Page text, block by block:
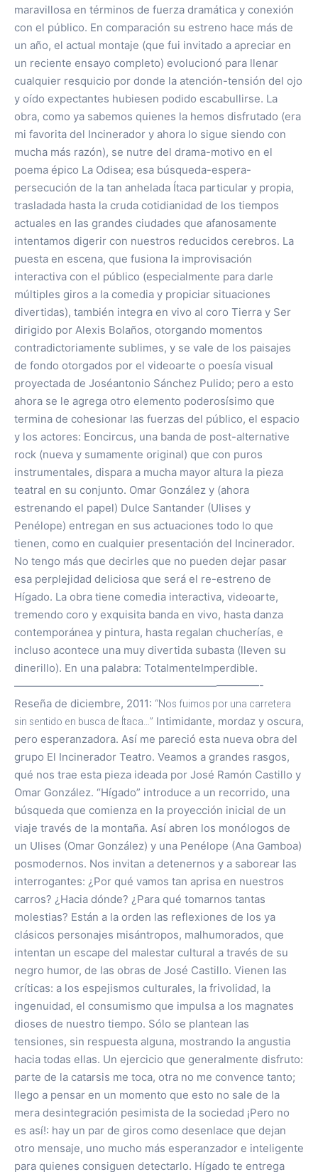
maravillosa en términos de fuerza dramática y conexión
con el público. En comparación su estreno hace más de
un año, el actual montaje (que fui invitado a apreciar en
un reciente ensayo completo) evolucionó para llenar
cualquier resquicio por donde la atención-tensión del ojo
y oído expectantes hubiesen podido escabullirse. La
obra, como ya sabemos quienes la hemos disfrutado (era
mi favorita del Incinerador y ahora lo sigue siendo con
mucha más razón), se nutre del drama-motivo en el
poema épico La Odisea; esa búsqueda-espera-
persecución de la tan anhelada Ítaca particular y propia,
trasladada hasta la cruda cotidianidad de los tiempos
actuales en las grandes ciudades que afanosamente
intentamos digerir con nuestros reducidos cerebros. La
puesta en escena, que fusiona la improvisación
interactiva con el público (especialmente para darle
múltiples giros a la comedia y propiciar situaciones
divertidas), también integra en vivo al coro Tierra y Ser
dirigido por Alexis Bolaños, otorgando momentos
contradictoriamente sublimes, y se vale de los paisajes
de fondo otorgados por el videoarte o poesía visual
proyectada de Joséantonio Sánchez Pulido; pero a esto
ahora se le agrega otro elemento poderosísimo que
termina de cohesionar las fuerzas del público, el espacio
y los actores: Eoncircus, una banda de post-alternative
rock (nueva y sumamente original) que con puros
instrumentales, dispara a mucha mayor altura la pieza
teatral en su conjunto. Omar González y (ahora
estrenando el papel) Dulce Santander (Ulises y
Penélope) entregan en sus actuaciones todo lo que
tienen, como en cualquier presentación del Incinerador.
No tengo más que decirles que no pueden dejar pasar
esa perplejidad deliciosa que será el re-estreno de
Hígado. La obra tiene comedia interactiva, videoarte,
tremendo coro y exquisita banda en vivo, hasta danza
contemporánea y pintura, hasta regalan chucherías, e
incluso acontece una muy divertida subasta (lleven su
dinerillo). En una palabra: TotalmenteImperdible.
———————————————————————-
Reseña de diciembre, 2011: “Nos fuimos por una carretera
sin sentido en busca de Ítaca…” Intimidante, mordaz y oscura,
pero esperanzadora. Así me pareció esta nueva obra del
grupo El Incinerador Teatro. Veamos a grandes rasgos,
qué nos trae esta pieza ideada por José Ramón Castillo y
Omar González. “Hígado” introduce a un recorrido, una
búsqueda que comienza en la proyección inicial de un
viaje través de la montaña. Así abren los monólogos de
un Ulises (Omar González) y una Penélope (Ana Gamboa)
posmodernos. Nos invitan a detenernos y a saborear las
interrogantes: ¿Por qué vamos tan aprisa en nuestros
carros? ¿Hacia dónde? ¿Para qué tomarnos tantas
molestias? Están a la orden las reflexiones de los ya
clásicos personajes misántropos, malhumorados, que
intentan un escape del malestar cultural a través de su
negro humor, de las obras de José Castillo. Vienen las
críticas: a los espejismos culturales, la frivolidad, la
ingenuidad, el consumismo que impulsa a los magnates
dioses de nuestro tiempo. Sólo se plantean las
tensiones, sin respuesta alguna, mostrando la angustia
hacia todas ellas. Un ejercicio que generalmente disfruto:
parte de la catarsis me toca, otra no me convence tanto;
llego a pensar en un momento que esto no sale de la
mera desintegración pesimista de la sociedad ¡Pero no
es así!: hay un par de giros como desenlace que dejan
otro mensaje, uno mucho más esperanzador e inteligente
para quienes consiguen detectarlo. Hígado te entrega